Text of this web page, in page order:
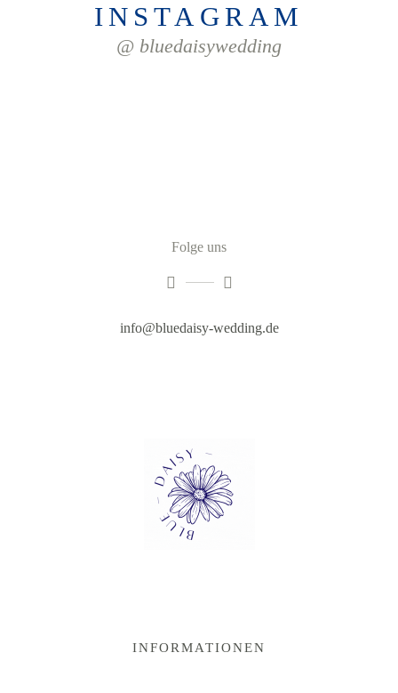
INSTAGRAM
@ bluedaisywedding
Folge uns
info@bluedaisy-wedding.de
INFORMATIONEN